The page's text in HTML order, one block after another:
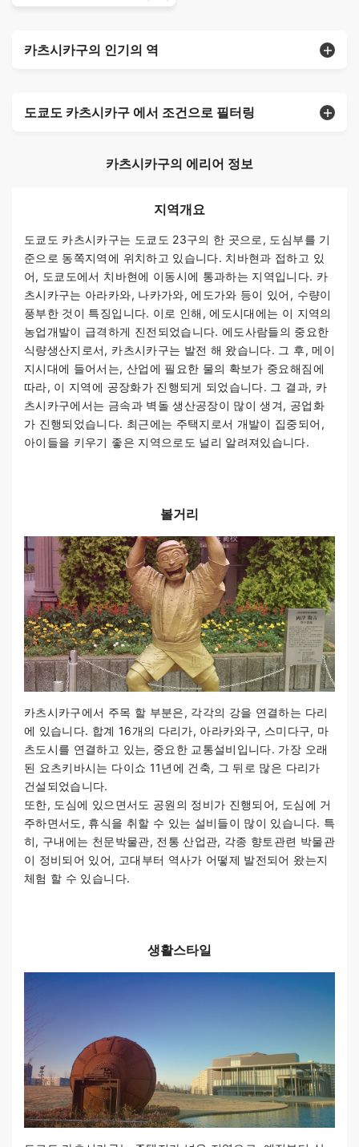
카츠시카구의 인기의 역
도쿄도 카츠시카구 에서 조건으로 필터링
카츠시카구의 에리어 정보
지역개요
도쿄도 카츠시카구는 도쿄도 23구의 한 곳으로, 도심부를 기
준으로 동쪽지역에 위치하고 있습니다. 치바현과 접하고 있
어, 도쿄도에서 치바현에 이동시에 통과하는 지역입니다. 카
츠시카구는 아라카와, 나카가와, 에도가와 등이 있어, 수량이
풍부한 것이 특징입니다. 이로 인해, 에도시대에는 이 지역의
농업개발이 급격하게 진전되었습니다. 에도사람들의 중요한
식량생산지로서, 카츠시카구는 발전 해 왔습니다. 그 후, 메이
지시대에 들어서는, 산업에 필요한 물의 확보가 중요해짐에
따라, 이 지역에 공장화가 진행되게 되었습니다. 그 결과, 카
츠시카구에서는 금속과 벽돌 생산공장이 많이 생겨, 공업화
가 진행되었습니다. 최근에는 주택지로서 개발이 집중되어,
아이들을 키우기 좋은 지역으로도 널리 알려져있습니다.
볼거리
카츠시카구에서 주목 할 부분은, 각각의 강을 연결하는 다리
에 있습니다. 합계 16개의 다리가, 아라카와구, 스미다구, 마
츠도시를 연결하고 있는, 중요한 교통설비입니다. 가장 오래
된 요츠키바시는 다이쇼 11년에 건축, 그 뒤로 많은 다리가
건설되었습니다.
또한, 도심에 있으면서도 공원의 정비가 진행되어, 도심에 거
주하면서도, 휴식을 취할 수 있는 설비들이 많이 있습니다. 특
히, 구내에는 천문박물관, 전통 산업관, 각종 향토관련 박물관
이 정비되어 있어, 고대부터 역사가 어떻제 발전되어 왔는지
체험 할 수 있습니다.
생활스타일